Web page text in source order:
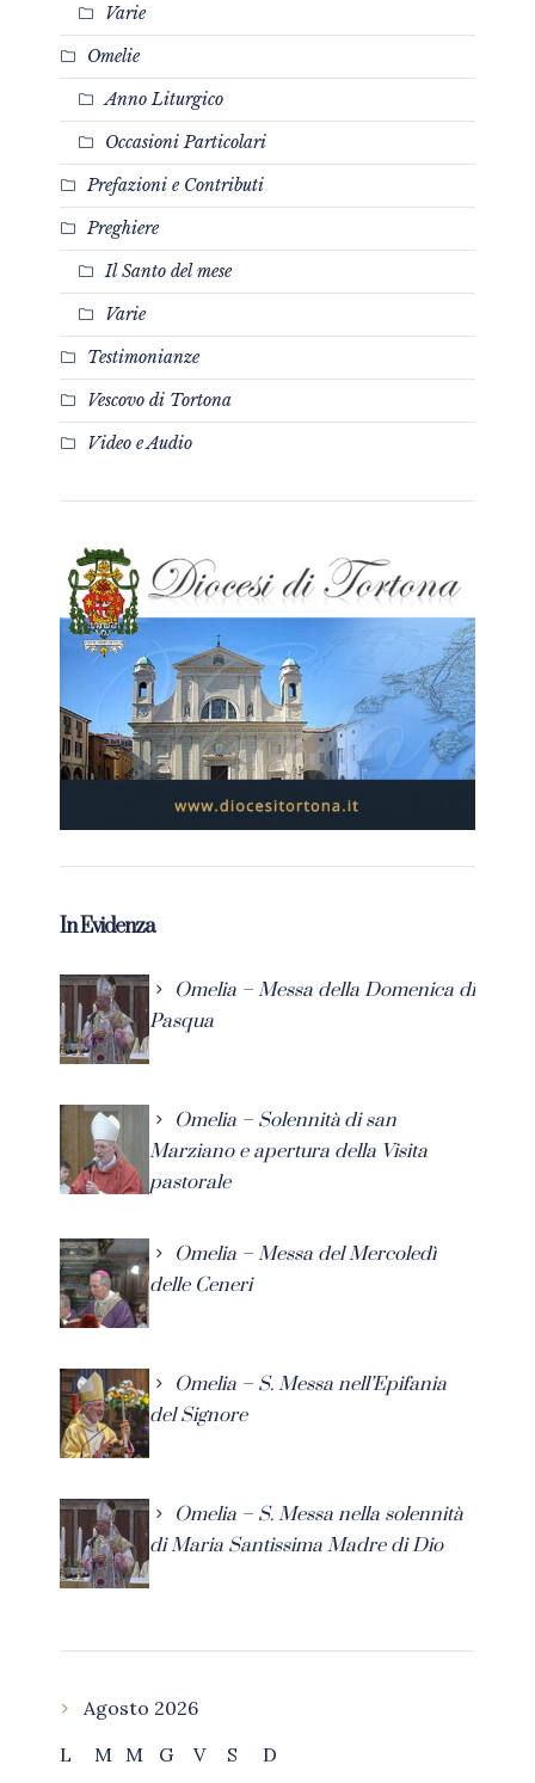
Varie
Omelie
Anno Liturgico
Occasioni Particolari
Prefazioni e Contributi
Preghiere
Il Santo del mese
Varie
Testimonianze
Vescovo di Tortona
Video e Audio
In Evidenza
Omelia – Messa della Domenica di
Pasqua
Omelia – Solennità di san
Marziano e apertura della Visita
pastorale
Omelia – Messa del Mercoledì
delle Ceneri
Omelia – S. Messa nell’Epifania
del Signore
Omelia – S. Messa nella solennità
di Maria Santissima Madre di Dio
Agosto 2026
L
M M G V S
D